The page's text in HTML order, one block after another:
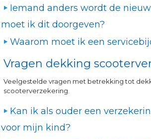
Iemand anders wordt de
moet ik dit doorgeven?
Waarom moet ik een
Vragen dekking
Veelgestelde vragen met betrekking tot
scooterverzekering.
Kan ik als ouder een
voor mijn kind?